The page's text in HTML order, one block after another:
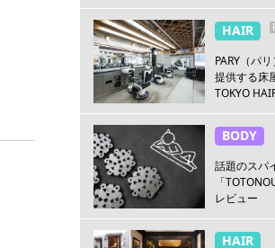
HAIR
PARY（パ
提供する床
TOKYO
BODY
話題のスパ
「
レビュー
HAIR